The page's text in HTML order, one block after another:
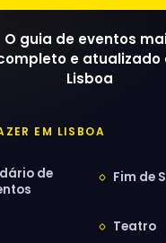
O guia de eventos
e atualizado
Lisboa
EM LISBOA
de
Fim de
Teatro